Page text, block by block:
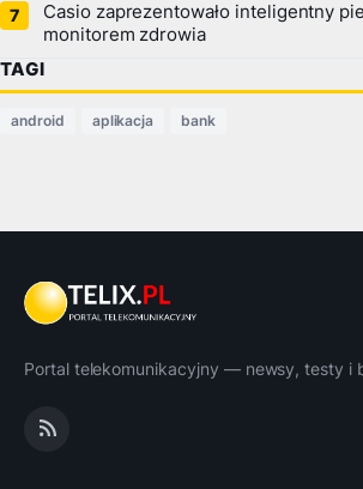
Casio zaprezentowało inteligentny
monitorem zdrowia
TAGI
android aplikacja bank
Portal telekomunikacyjny — newsy, testy i